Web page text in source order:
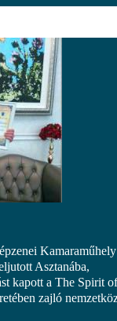
Kamaraműhely
Asztanába,
kapott a The Spirit of
zajló